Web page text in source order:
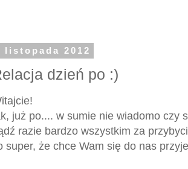
listopada 2012
dzień po :)
już po.... w sumie nie wiadomo czy
razie bardzo wszystkim za
super, że chce Wam się do nas